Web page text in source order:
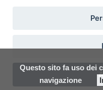
Questo sito fa uso dei
navigazione